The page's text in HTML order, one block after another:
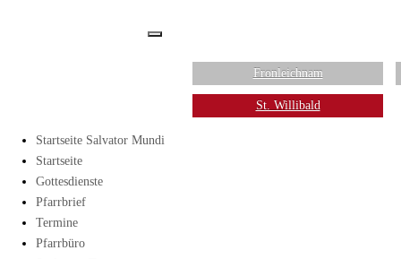
Fronleichnam
St. Willibald
Startseite Salvator Mundi
Startseite
Gottesdienste
Pfarrbrief
Termine
Pfarrbüro